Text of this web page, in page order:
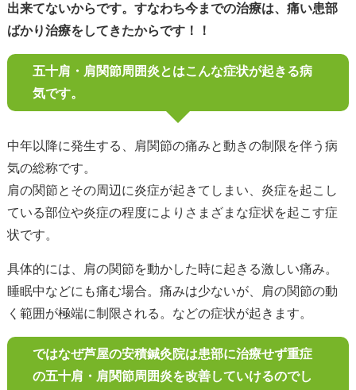
出来てないからです。すなわち今までの治療は、痛い患部
ばかり治療をしてきたからです！！
五十肩・肩関節周囲炎とはこんな症状が起きる病
気です。
中年以降に発生する、肩関節の痛みと動きの制限を伴う病
気の総称です。
肩の関節とその周辺に炎症が起きてしまい、炎症を起こし
ている部位や炎症の程度によりさまざまな症状を起こす症
状です。
具体的には、肩の関節を動かした時に起きる激しい痛み。
睡眠中などにも痛む場合。痛みは少ないが、肩の関節の動
く範囲が極端に制限される。などの症状が起きます。
ではなぜ芦屋の安積鍼灸院は患部に治療せず重症
の五十肩・肩関節周囲炎を改善していけるのでし